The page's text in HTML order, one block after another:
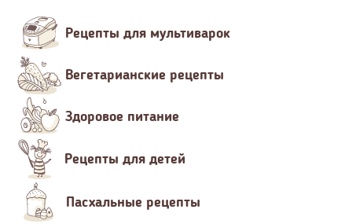
Рецепты для мультиварок
Вегетарианские рецепты
Здоровое питание
Рецепты для детей
Пасхальные рецепты